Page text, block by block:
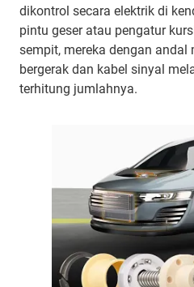
dikontrol secara elektrik di
pintu geser atau pengatur
sempit, mereka dengan andal
bergerak dan kabel sinyal
terhitung jumlahnya.